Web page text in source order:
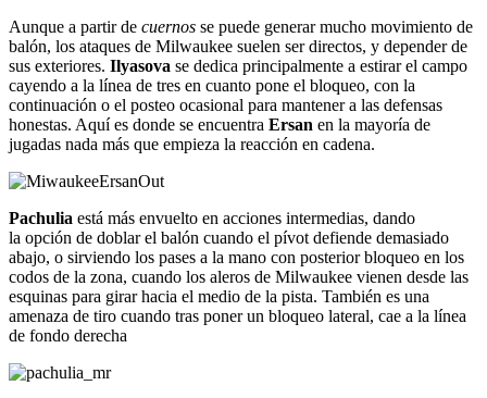
Aunque a partir de cuernos se puede generar mucho movimiento de
balón, los ataques de Milwaukee suelen ser directos, y depender de
sus exteriores. Ilyasova se dedica principalmente a estirar el campo
cayendo a la línea de tres en cuanto pone el bloqueo, con la
continuación o el posteo ocasional para mantener a las defensas
honestas. Aquí es donde se encuentra Ersan en la mayoría de
jugadas nada más que empieza la reacción en cadena.
Pachulia está más envuelto en acciones intermedias, dando
la opción de doblar el balón cuando el pívot defiende demasiado
abajo, o sirviendo los pases a la mano con posterior bloqueo en los
codos de la zona, cuando los aleros de Milwaukee vienen desde las
esquinas para girar hacia el medio de la pista. También es una
amenaza de tiro cuando tras poner un bloqueo lateral, cae a la línea
de fondo derecha